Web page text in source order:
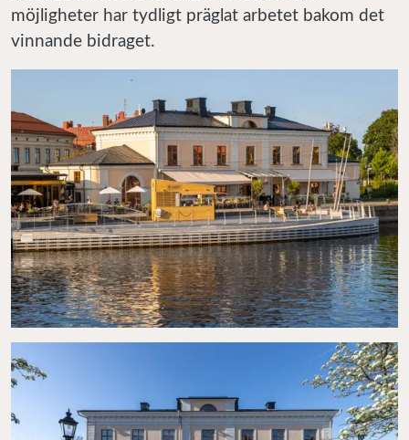
möjligheter har tydligt präglat arbetet bakom det
vinnande bidraget.